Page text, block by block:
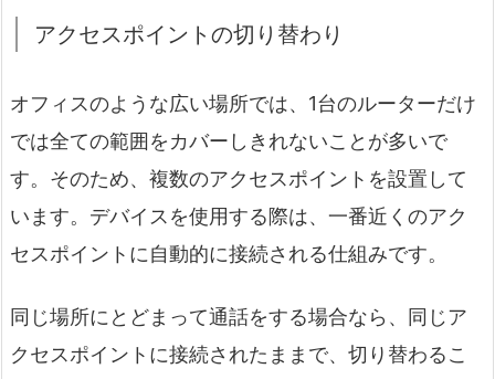
アクセスポイントの切り替わり
オフィスのような広い場所では、1台のルーターだけ
では全ての範囲をカバーしきれないことが多いで
す。そのため、複数のアクセスポイントを設置して
います。デバイスを使用する際は、一番近くのアク
セスポイントに自動的に接続される仕組みです。
同じ場所にとどまって通話をする場合なら、同じア
クセスポイントに接続されたままで、切り替わるこ